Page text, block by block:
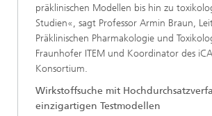
präklinischen Modellen bis hin zu
Studien«, sagt Professor Armin Braun,
Präklinischen Pharmakologie und
Fraunhofer ITEM und Koordinator des
Konsortium.
Wirkstoffsuche mit
einzigartigen Testmodellen